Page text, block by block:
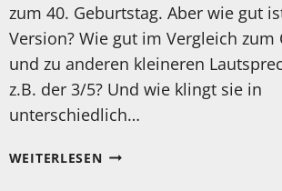
zum 40. Geburtstag. Aber wie gut
Version? Wie gut im Vergleich zum
und zu anderen kleineren
z.B. der 3/5? Und wie klingt sie in
unterschiedlich…
WEITERLESENMEIN